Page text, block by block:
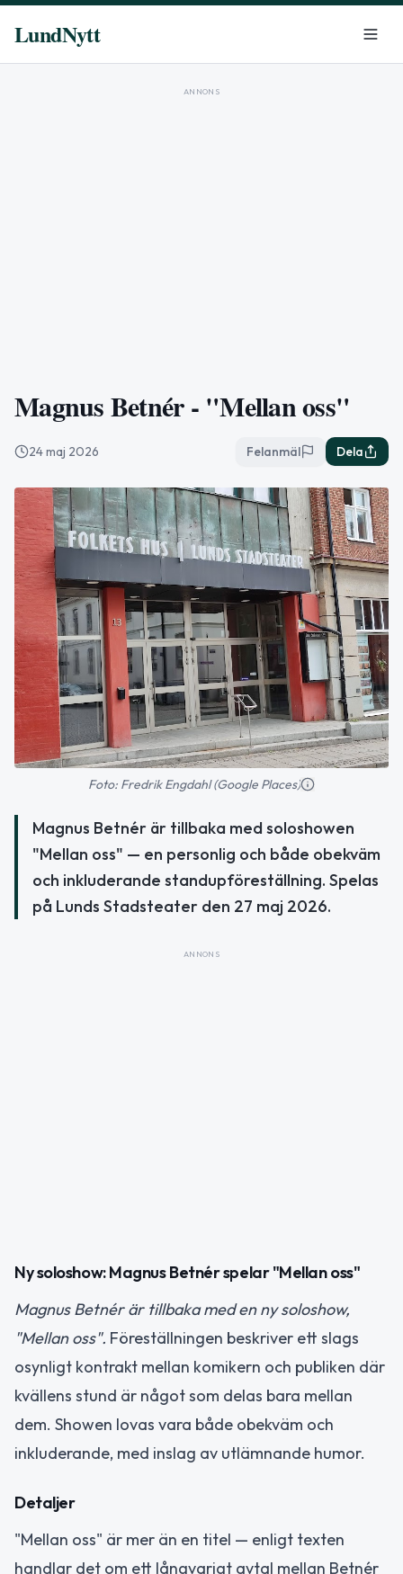
LundNytt
ANNONS
Magnus Betnér - "Mellan oss"
24 maj 2026 Felanmäl Dela
Foto: Fredrik Engdahl (Google Places)
Magnus Betnér är tillbaka med soloshowen
"Mellan oss" — en personlig och både obekväm
och inkluderande standupföreställning. Spelas
på Lunds Stadsteater den 27 maj 2026.
ANNONS
Ny soloshow: Magnus Betnér spelar "Mellan oss"
Magnus Betnér är tillbaka med en ny soloshow,
"Mellan oss". Föreställningen beskriver ett slags
osynligt kontrakt mellan komikern och publiken där
kvällens stund är något som delas bara mellan
dem. Showen lovas vara både obekväm och
inkluderande, med inslag av utlämnande humor.
Detaljer
"Mellan oss" är mer än en titel — enligt texten
handlar det om ett långvarigt avtal mellan Betnér